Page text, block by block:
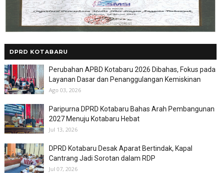
DPRD KOTABARU
Perubahan APBD Kotabaru 2026 Dibahas, Fokus pada
Layanan Dasar dan Penanggulangan Kemiskinan
Ago 03, 2026
Paripurna DPRD Kotabaru Bahas Arah Pembangunan
2027 Menuju Kotabaru Hebat
Jul 13, 2026
DPRD Kotabaru Desak Aparat Bertindak, Kapal
Cantrang Jadi Sorotan dalam RDP
Jul 07, 2026